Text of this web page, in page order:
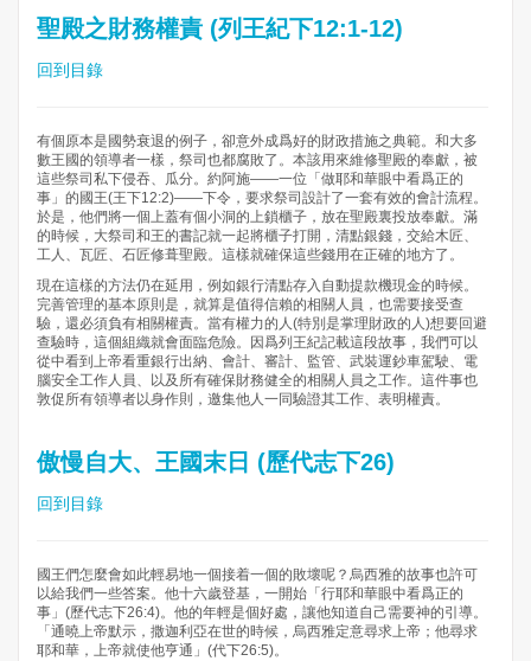
聖殿之財務權責 (列王紀下12:1-12)
回到目錄
有個原本是國勢衰退的例子，卻意外成爲好的財政措施之典範。和大多
數王國的領導者一樣，祭司也都腐敗了。本該用來維修聖殿的奉獻，被
這些祭司私下侵吞、瓜分。約阿施——一位「做耶和華眼中看爲正的
事」的國王(王下12:2)——下令，要求祭司設計了一套有效的會計流程。
於是，他們將一個上蓋有個小洞的上鎖櫃子，放在聖殿裏投放奉獻。滿
的時候，大祭司和王的書記就一起將櫃子打開，清點銀錢，交給木匠、
工人、瓦匠、石匠修葺聖殿。這樣就確保這些錢用在正確的地方了。
現在這樣的方法仍在延用，例如銀行清點存入自動提款機現金的時候。
完善管理的基本原則是，就算是值得信賴的相關人員，也需要接受查
驗，還必須負有相關權責。當有權力的人(特別是掌理財政的人)想要回避
查驗時，這個組織就會面臨危險。因爲列王紀記載這段故事，我們可以
從中看到上帝看重銀行出納、會計、審計、監管、武裝運鈔車駕駛、電
腦安全工作人員、以及所有確保財務健全的相關人員之工作。這件事也
敦促所有領導者以身作則，邀集他人一同驗證其工作、表明權責。
傲慢自大、王國末日 (歷代志下26)
回到目錄
國王們怎麼會如此輕易地一個接着一個的敗壞呢？烏西雅的故事也許可
以給我們一些答案。他十六歲登基，一開始「行耶和華眼中看爲正的
事」(歷代志下26:4)。他的年輕是個好處，讓他知道自己需要神的引導。
「通曉上帝默示，撒迦利亞在世的時候，烏西雅定意尋求上帝；他尋求
耶和華，上帝就使他亨通」(代下26:5)。